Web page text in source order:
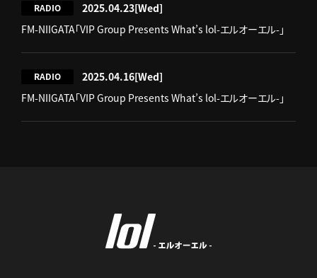
RADIO 2025.04.23[Wed]
FM-NIIGATA「VIP Group Presents What’s lol-エルオーエル-」
RADIO 2025.04.16[Wed]
FM-NIIGATA「VIP Group Presents What’s lol-エルオーエル-」